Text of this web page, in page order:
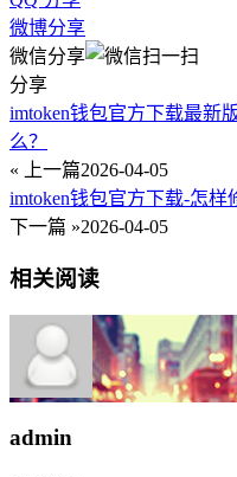
微博分享
微信分享
分享
imtoken钱包官方下载最新
么？
« 上一篇2026-04-05
imtoken钱包官方下载-怎样
下一篇 »2026-04-05
相关阅读
admin